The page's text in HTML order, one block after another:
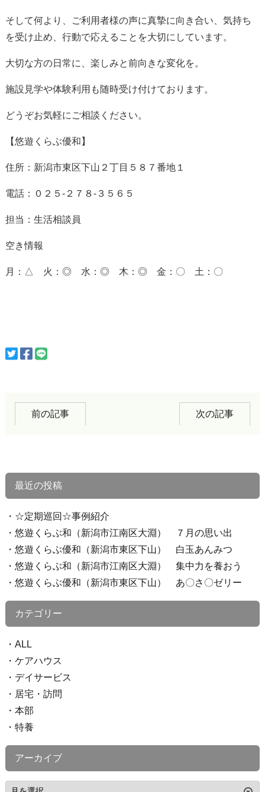
そして何より、ご利用者様の声に真摯に向き合い、気持ち
を受け止め、行動で応えることを大切にしています。
大切な方の日常に、楽しみと前向きな変化を。
施設見学や体験利用も随時受け付けております。
どうぞお気軽にご相談ください。
【悠遊くらぶ優和】
住所：新潟市東区下山２丁目５８７番地１
電話：０２５-２７８-３５６５
担当：生活相談員
空き情報
月：△ 火：◎ 水：◎ 木：◎ 金：〇 土：〇
前の記事 次の記事
最近の投稿
☆定期巡回☆事例紹介
悠遊くらぶ和（新潟市江南区大淵） ７月の思い出
悠遊くらぶ優和（新潟市東区下山） 白玉あんみつ
悠遊くらぶ和（新潟市江南区大淵） 集中力を養おう
悠遊くらぶ優和（新潟市東区下山） あ〇さ〇ゼリー
カテゴリー
ALL
ケアハウス
デイサービス
居宅・訪問
本部
特養
アーカイブ